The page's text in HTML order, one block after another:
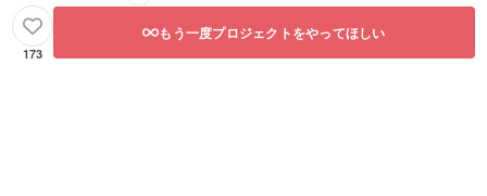
173
もう一度プロジェクトをやってほしい